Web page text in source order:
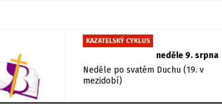
KAZATELSKÝ CYKLUS
neděle 9. srpna
Neděle po svatém Duchu (19. v
mezidobí)